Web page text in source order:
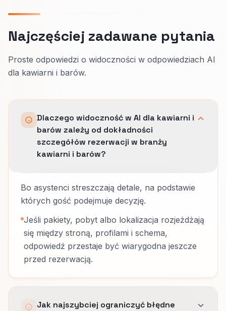
Najczęściej zadawane pytania
Proste odpowiedzi o widoczności w odpowiedziach AI
dla kawiarni i barów.
Dlaczego widoczność w AI dla kawiarni i
barów zależy od dokładności
szczegółów rezerwacji w branży
kawiarni i barów?
Bo asystenci streszczają detale, na podstawie
których gość podejmuje decyzję.
Jeśli pakiety, pobyt albo lokalizacja rozjeżdżają
się między stroną, profilami i schema,
odpowiedź przestaje być wiarygodna jeszcze
przed rezerwacją.
Jak najszybciej ograniczyć błędne